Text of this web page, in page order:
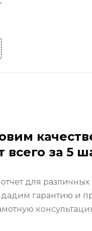
всего за 5
для
дадим гарантию и